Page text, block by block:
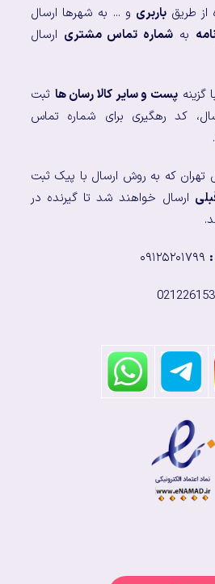
از طریقباربری و ... به شهرها ارسال
بهشماره تماس مشتری ارسال
پست و سایر کالا رسان ها ثبت
کد رهگیری برای شماره تماس
تهران که به روش ارسال با پیک ثبت
ارسال خواهند شد تا گیرنده در
: